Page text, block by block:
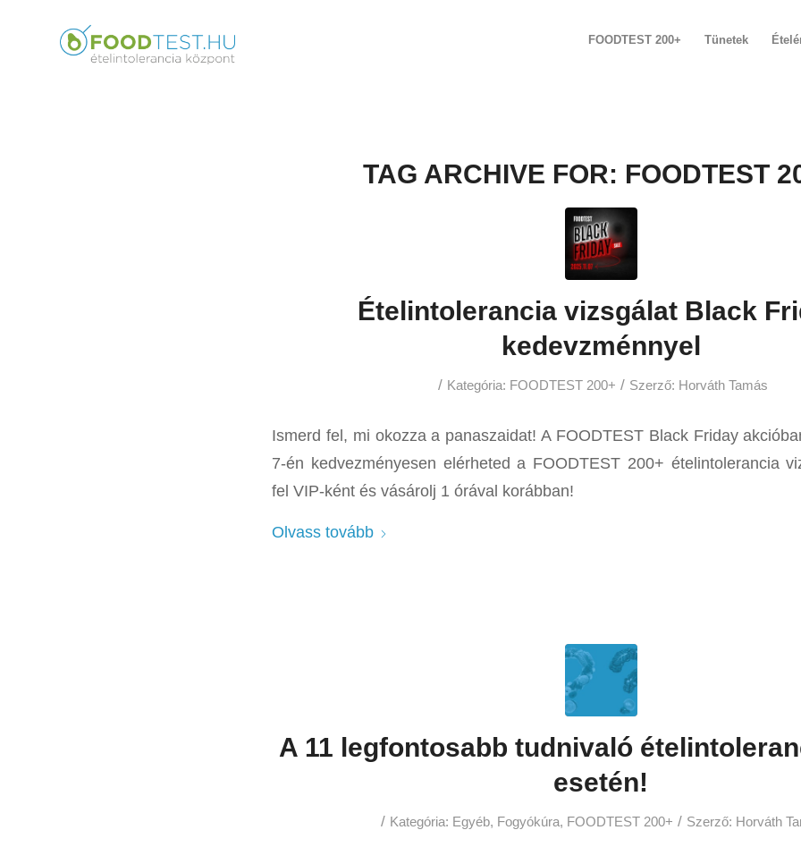
FOODTEST 200+ Tünetek
TAG ARCHIVE FOR: FOODTEST
Ételintolerancia vizsgálat Black
kedevzménnyel
/ Kategória: FOODTEST 200+ / Szerző: Horváth Tamás
Ismerd fel, mi okozza a panaszaidat! A FOODTEST Black Friday
7-én kedvezményesen elérheted a FOODTEST 200+ ételintolerancia
fel VIP-ként és vásárolj 1 órával korábban!
Olvass tovább
A 11 legfontosabb tudnivaló
esetén!
/ Kategória: Egyéb, Fogyókúra, FOODTEST 200+ / Szerző: Horváth